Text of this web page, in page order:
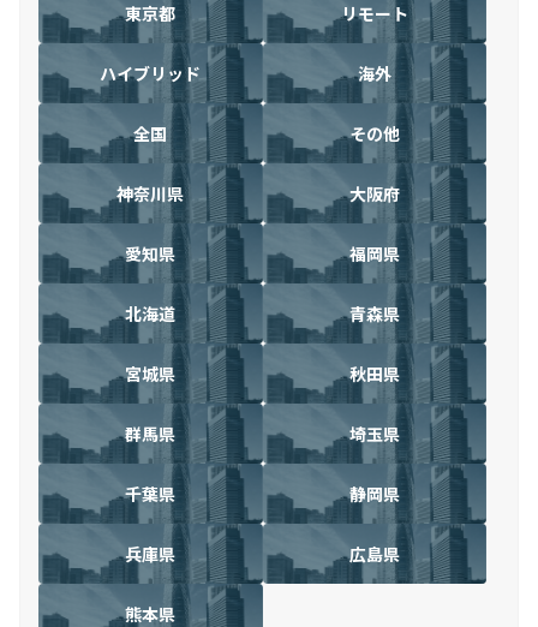
東京都 リモート
ハイブリッド 海外
全国 その他
神奈川県 大阪府
愛知県 福岡県
北海道 青森県
宮城県 秋田県
群馬県 埼玉県
千葉県 静岡県
兵庫県 広島県
熊本県